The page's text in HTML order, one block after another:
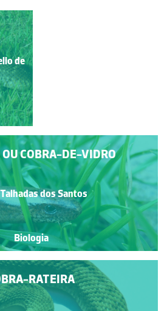
OU COBRA-DE-VIDRO
dos Santos
Biologia
RATEIRA
de